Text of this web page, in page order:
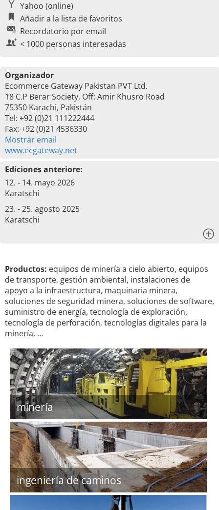
Yahoo (online)
Añadir a la lista de favoritos
Recordatorio por email
< 1000 personas interesadas
Organizador
Ecommerce Gateway Pakistan PVT Ltd.
18 C.P Berar Society, Off: Amir Khusro Road
75350 Karachi, Pakistán
Tel: +92 (0)21 111222444
Fax: +92 (0)21 4536330
Mostrar email
www.ecgateway.net
Ediciones anteriore:
12. - 14. mayo 2026
Karatschi
23. - 25. agosto 2025
Karatschi
Productos: equipos de minería a cielo abierto, equipos
de transporte, gestión ambiental, instalaciones de
apoyo a la infraestructura, maquinaria minera,
soluciones de seguridad minera, soluciones de software,
suministro de energía, tecnología de exploración,
tecnología de perforación, tecnologías digitales para la
minería, …
minería
ingeniería de caminos